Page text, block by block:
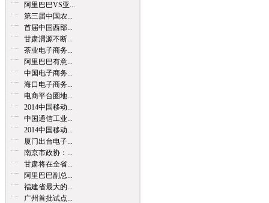
阿里巴巴VS亚...
第三届中国农...
首届中国西部...
甘肃渭源不断...
茶业电子商务...
阿里巴巴有意...
中国电子商务...
海口电子商务...
电商平台圈地...
2014中国移动...
中国通信工业...
2014中国移动...
厦门出台电子...
南京市政协：...
甘肃将在全省...
阿里巴巴副总...
福建省最大的...
广州首批试点...